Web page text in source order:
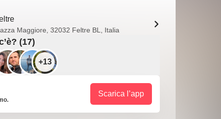
Maggiore, 32032 Feltre BL, Italia
(17)
+13
Scarica l’app